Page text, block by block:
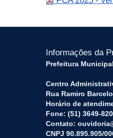
Informações da
Prefeitura
Centro
Rua Ramiro
Horário de
Fone: (51) 3649-
Contato:
CNPJ 90.895.905/